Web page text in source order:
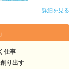
詳細を見る
仕事
り出す